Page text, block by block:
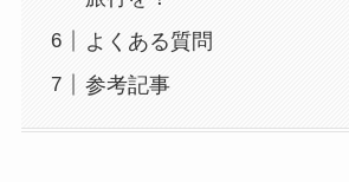
よくある質問
参考記事